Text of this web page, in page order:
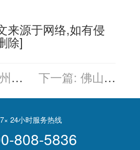
来源于网络,如有侵
除]
服 下一篇: 佛山服
7× 24小时服务热线
808-5836